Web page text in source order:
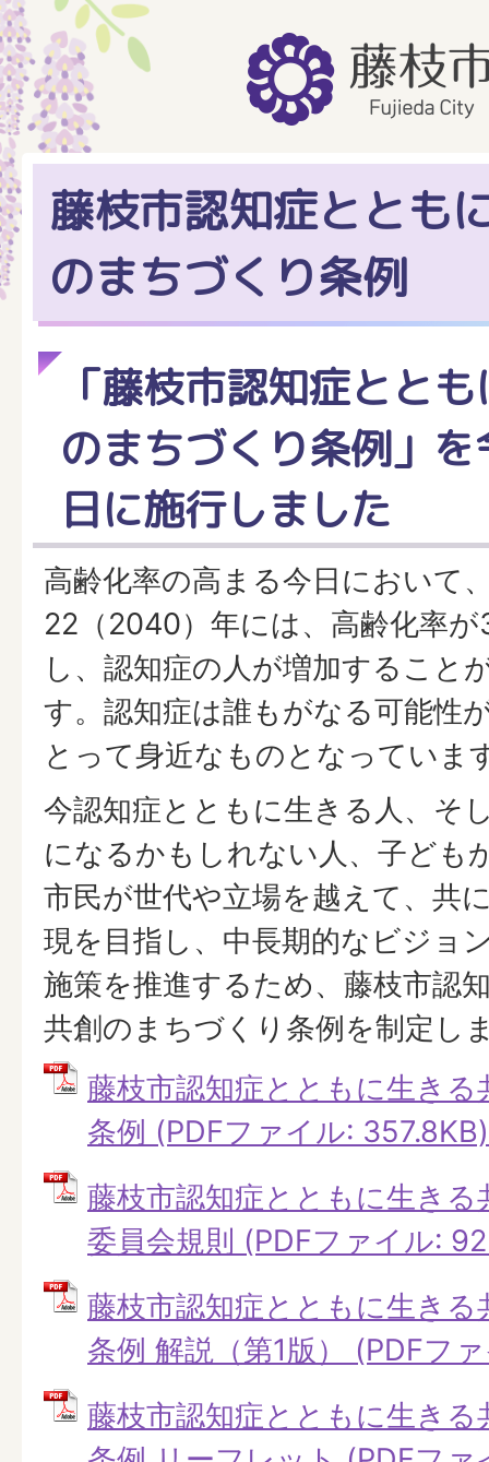
藤枝市認知症ととも
のまちづくり条例
「藤枝市認知症とと
のまちづくり条例」
日に施行しました
高齢化率の高まる今日において
22（2040）年には、高齢化率が
し、認知症の人が増加すること
す。認知症は誰もがなる可能性
とって身近なものとなっていま
今認知症とともに生きる人、そ
になるかもしれない人、子ども
市民が世代や立場を越えて、共
現を目指し、中長期的なビジョ
施策を推進するため、藤枝市認
共創のまちづくり条例を制定し
藤枝市認知症とともに生き
条例 (PDFファイル: 357.8KB)
藤枝市認知症とともに生き
委員会規則 (PDFファイル:
藤枝市認知症とともに生き
条例 解説（第1版） (PDFフ
藤枝市認知症とともに生き